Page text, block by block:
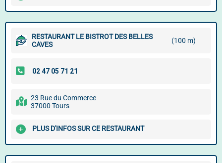
RESTAURANT LE BISTROT DES BELLES
CAVES
(100 m)
23 Rue du Commerce
37000 Tours
PLUS D'INFOS SUR CE RESTAURANT